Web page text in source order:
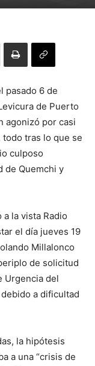
pasado 6 de
de Puerto
agonizó por casi
tras lo que se
culposo
de Quemchi y
la vista Radio
el día jueves 19
Millalonco
de solicitud
Urgencia del
a dificultad
la hipótesis
a una “crisis de